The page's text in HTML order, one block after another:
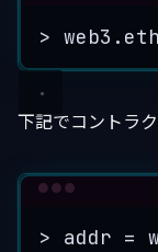
>
下記でコントラ
> addr =